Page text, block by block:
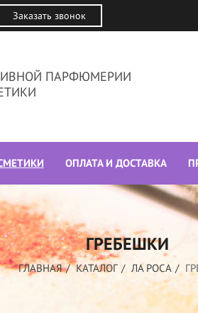
Заказать звонок
ПАРФЮМЕРИИ
ОПЛАТА И ДОСТАВКА
ГРЕБЕШКИ
ГЛАВНАЯ КАТАЛОГ ЛА РОСА